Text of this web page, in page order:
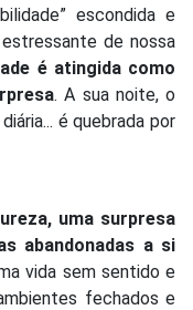
escondida e
de nossa
é atingida como
. A sua noite, o
é quebrada por
uma surpresa
abandonadas a si
vida sem sentido e
fechados e